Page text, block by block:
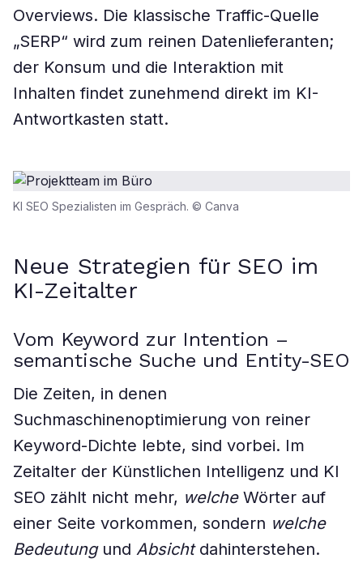
Overviews. Die klassische Traffic-Quelle
„SERP“ wird zum reinen Datenlieferanten;
der Konsum und die Interaktion mit
Inhalten findet zunehmend direkt im KI-
Antwortkasten statt.
KI SEO Spezialisten im Gespräch. © Canva
Neue Strategien für SEO im
KI-Zeitalter
Vom Keyword zur Intention –
semantische Suche und Entity-SEO
Die Zeiten, in denen
Suchmaschinenoptimierung von reiner
Keyword-Dichte lebte, sind vorbei. Im
Zeitalter der Künstlichen Intelligenz und KI
SEO zählt nicht mehr, welcheWörter auf
einer Seite vorkommen, sondern welche
Bedeutungund Absichtdahinterstehen.